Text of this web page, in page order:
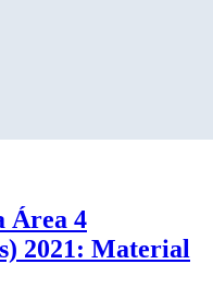
Área 4
2021: Material